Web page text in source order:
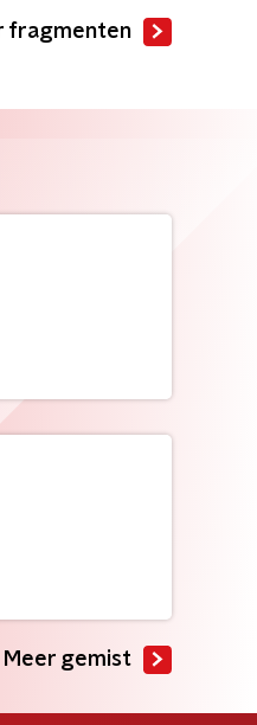
fragmenten
Meer gemist